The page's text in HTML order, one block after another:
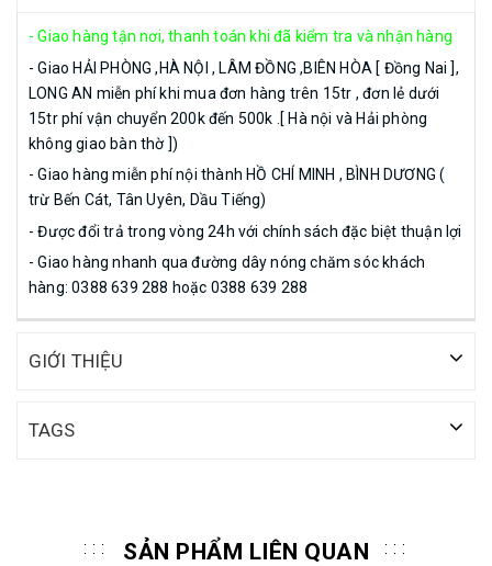
- Giao hàng tận nơi, thanh toán khi đã kiểm tra và nhận hàng
- Giao HẢI PHÒNG ,HÀ NỘI , LÂM ĐỒNG ,BIÊN HÒA [ Đồng Nai ],
LONG AN miễn phí khi mua đơn hàng trên 15tr , đơn lẻ dưới
15tr phí vận chuyển 200k đến 500k .[ Hà nội và Hải phòng
không giao bàn thờ ])
- Giao hàng miễn phí nội thành HỒ CHÍ MINH , BÌNH DƯƠNG (
trừ Bến Cát, Tân Uyên, Dầu Tiếng)
- Được đổi trả trong vòng 24h với chính sách đặc biệt thuận lợi
- Giao hàng nhanh qua đường dây nóng chăm sóc khách
hàng: 0388 639 288 hoặc 0388 639 288
GIỚI THIỆU
TAGS
SẢN PHẨM LIÊN QUAN